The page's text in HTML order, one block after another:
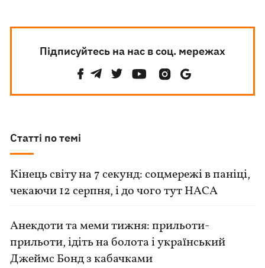
Підписуйтесь на нас в соц. мережах
Статті по темі
Кінець світу на 7 секунд: соцмережі в паніці,
чекаючи 12 серпня, і до чого тут НАСА
Анекдоти та меми тижня: прильоти-
прильоти, ідіть на болота і український
Джеймс Бонд з кабачками